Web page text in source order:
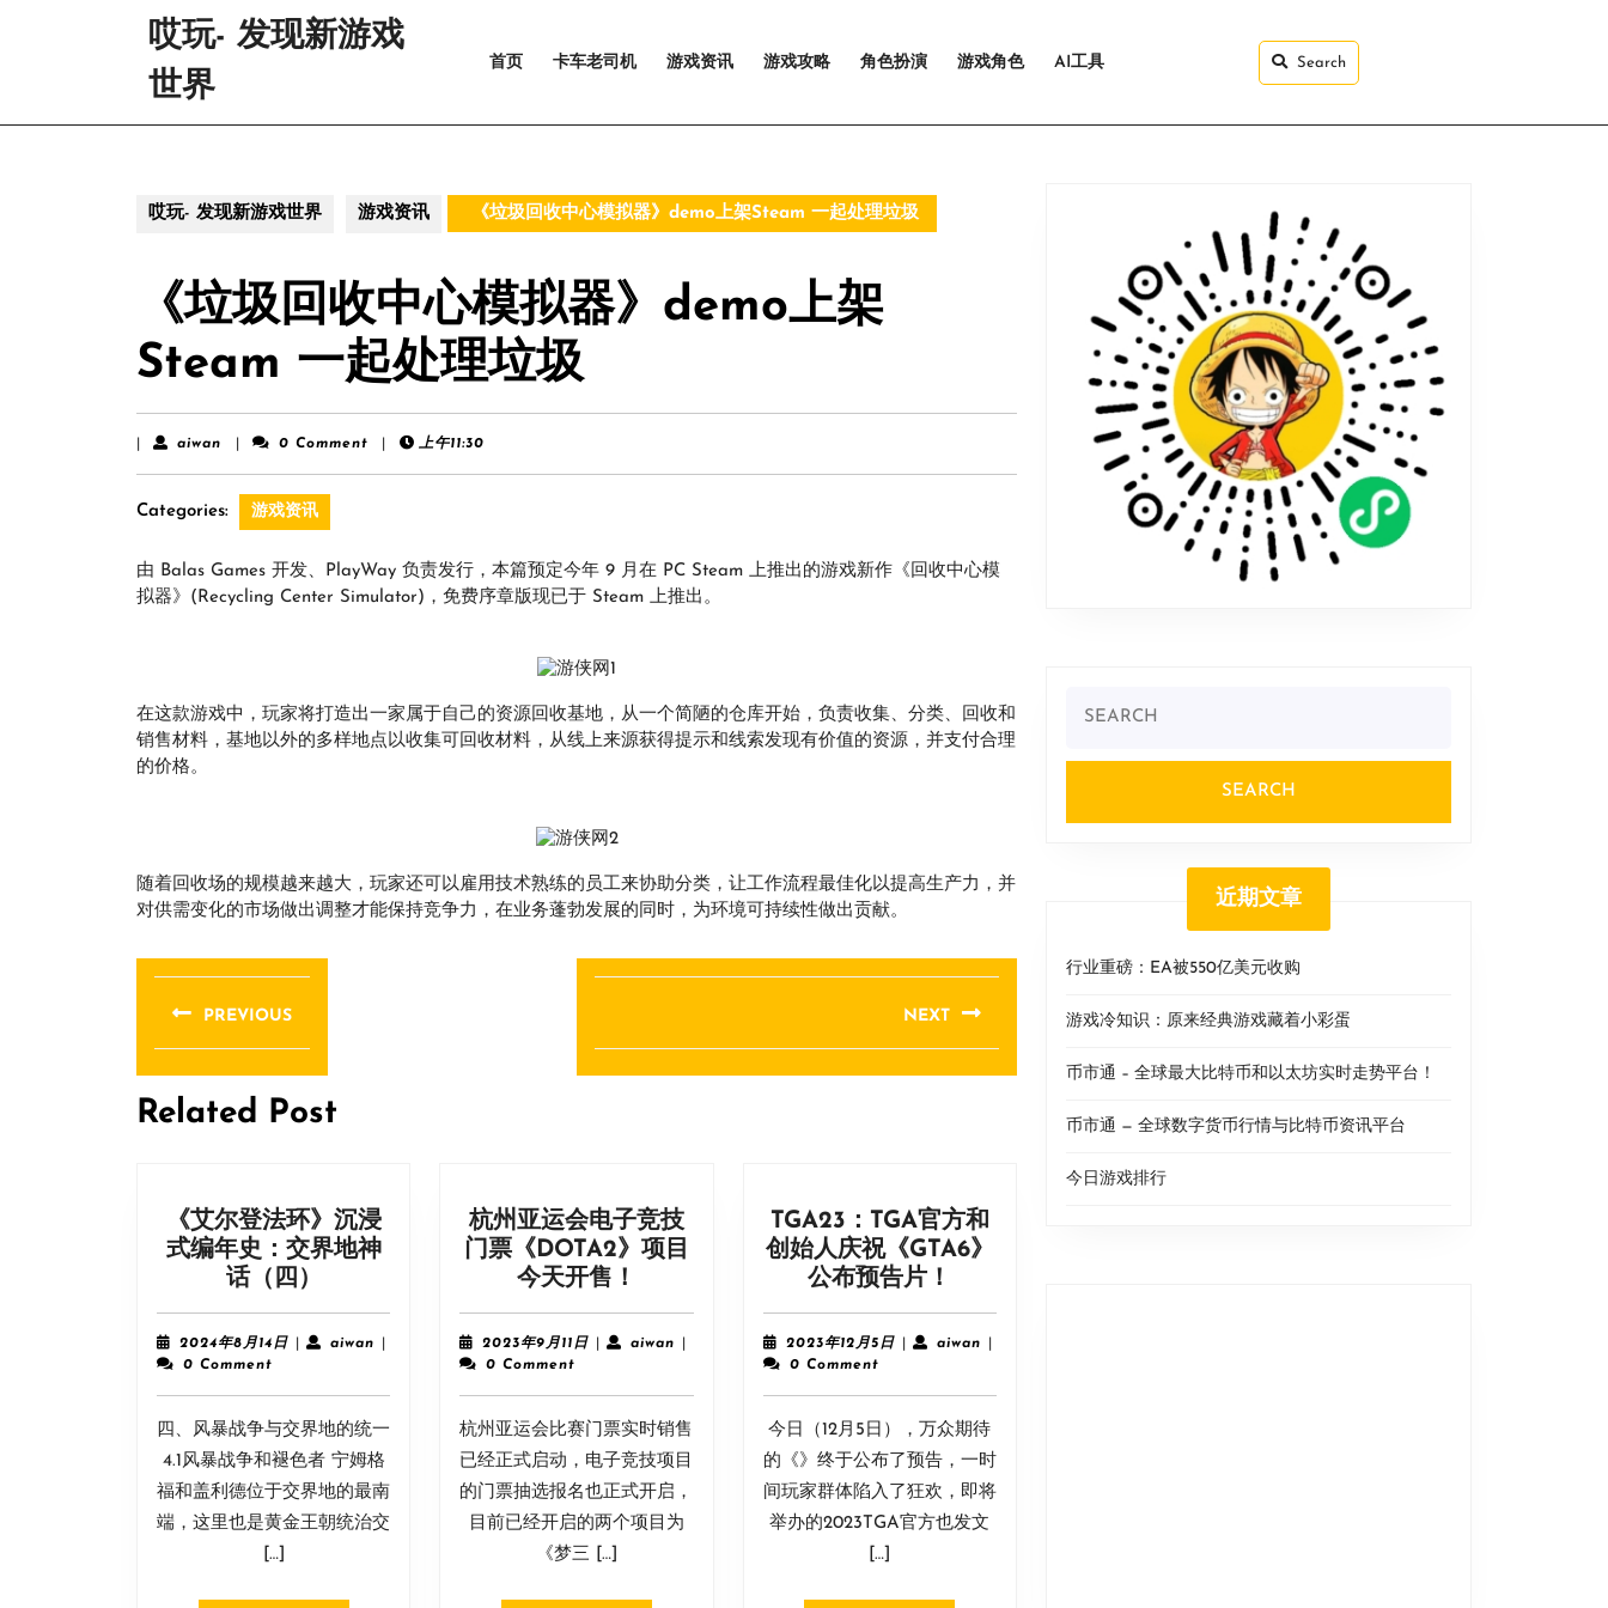
哎玩- 发现新游戏
世界
首页 卡车老司机 游戏资讯 游戏攻略 角色扮演 游戏角色 AI工具 Search
哎玩- 发现新游戏世界 游戏资讯 《垃圾回收中心模拟器》demo上架Steam 一起处理垃圾
《垃圾回收中心模拟器》demo上架
Steam 一起处理垃圾
aiwan aiwan 0 Comment 上午11:30
Categories: 游戏资讯
由 Balas Games 开发、PlayWay 负责发行，本篇预定今年 9 月在 PC Steam 上推出的游戏新作《回收中心模
拟器》(Recycling Center Simulator)，免费序章版现已于 Steam 上推出。
在这款游戏中，玩家将打造出一家属于自己的资源回收基地，从一个简陋的仓库开始，负责收集、分类、回收和
销售材料，基地以外的多样地点以收集可回收材料，从线上来源获得提示和线索发现有价值的资源，并支付合理
的价格。
随着回收场的规模越来越大，玩家还可以雇用技术熟练的员工来协助分类，让工作流程最佳化以提高生产力，并
对供需变化的市场做出调整才能保持竞争力，在业务蓬勃发展的同时，为环境可持续性做出贡献。
文
章
导
航
PREVIOUS
post:
NEXT
post:
Related Post
《艾尔登法环》沉浸
式编年史：交界地神
话（四）
尔
登
环》
沉
浸
式
编
年
交
2024年8月14日2024
14
日
aiwanaiwan
0 Comment
四、风暴战争与交界地的统一
4.1风暴战争和褪色者 宁姆格
福和盖利德位于交界地的最南
端，这里也是黄金王朝统治交
[…]
杭州亚运会电子竞技
门票《DOTA2》项目
今天开售！
州
亚
会
电
子
竞
技
门
《DOTA2》
2023年9月11日2023
日
aiwan
0 Comment
杭州​亚运会比赛门票实时销售
已经正式启动，电子竞技项目
的门票抽选报名也正式开启，
目前已经开启的两个项目为
《梦三 […]
TGA23：TGA官方和
创始人庆祝《GTA6》
公布预告片！
TGA
官
和
创
人
庆
祝
公
2023年12月5日2023
日
aiwanaiwan
0 Comment
今日（12月5日），万众期待
的《》终于公布了预告，一时
间玩家群体陷入了狂欢，即将
举办的2023TGA官方也发文
[…]
for:
近期文章
行业重磅：EA被550亿美元收购
游戏冷知识：原来经典游戏藏着小彩蛋
币市通 – 全球最大比特币和以太坊实时走势平台！
币市通 — 全球数字货币行情与比特币资讯平台
今日游戏排行